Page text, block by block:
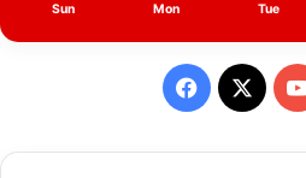
Sun Mon Tue
Facebook
X